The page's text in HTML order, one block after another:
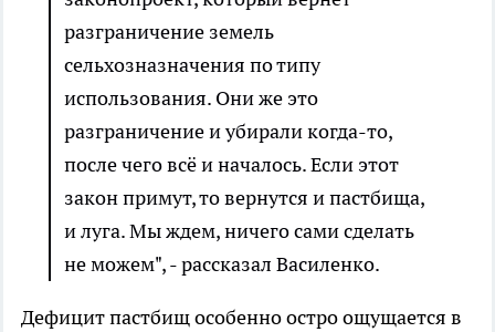
разграничение земель
сельхозназначения по типу
использования. Они же это
разграничение и убирали когда-то,
после чего всё и началось. Если этот
закон примут, то вернутся и пастбища,
и луга. Мы ждем, ничего сами сделать
не можем", - рассказал Василенко.
Дефицит пастбищ особенно остро ощущается в